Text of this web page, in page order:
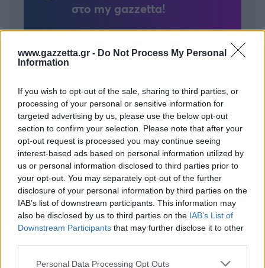
www.gazzetta.gr - Do Not Process My Personal
Information
If you wish to opt-out of the sale, sharing to third parties, or
processing of your personal or sensitive information for
targeted advertising by us, please use the below opt-out
section to confirm your selection. Please note that after your
opt-out request is processed you may continue seeing
interest-based ads based on personal information utilized by
us or personal information disclosed to third parties prior to
your opt-out. You may separately opt-out of the further
disclosure of your personal information by third parties on the
IAB’s list of downstream participants. This information may
also be disclosed by us to third parties on the IAB’s List of
Downstream Participants that may further disclose it to other
Please note that this website/app uses one or more Google
Personal Data Processing Opt Outs
στο my gazzetta!
Συνδέσου και κάνε το πρώτο σχόλιο...
BEST OFINTERNET